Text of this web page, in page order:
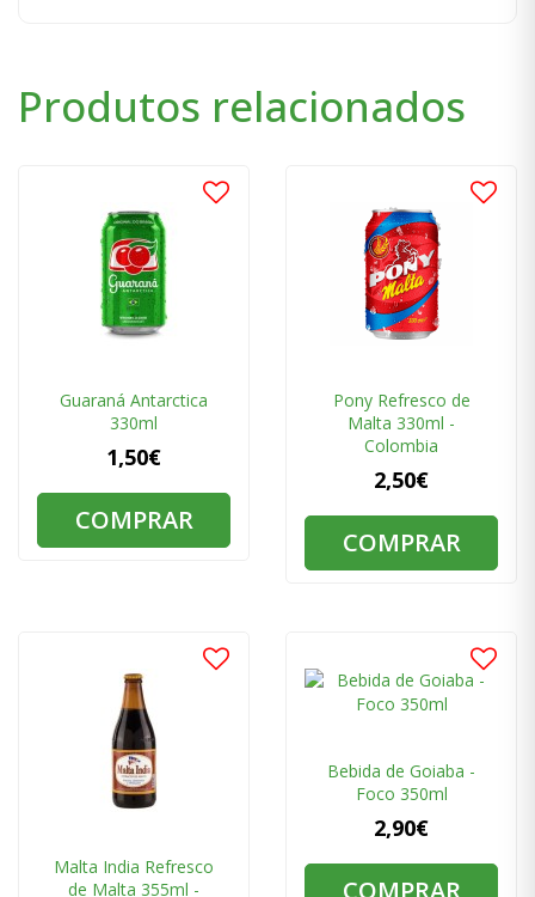
Produtos relacionados
Guaraná Antarctica
330ml
1,50€
COMPRAR
Pony Refresco de
Malta 330ml -
Colombia
2,50€
COMPRAR
Malta India Refresco
de Malta 355ml -
Bebida de Goiaba -
Foco 350ml
2,90€